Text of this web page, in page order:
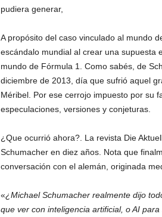
pudiera generar,
A propósito del caso vinculado al mundo
escándalo mundial al crear una supuesta
mundo de Fórmula 1. Como sabés, de
diciembre de 2013, día que sufrió aquel
Méribel. Por ese cerrojo impuesto por su
especulaciones, versiones y conjeturas.
¿Que ocurrió ahora?. La revista Die
Schumacher en diez años. Nota que
conversación con el alemán, originada
«¿Michael Schumacher realmente dijo
que ver con inteligencia artificial, o AI para